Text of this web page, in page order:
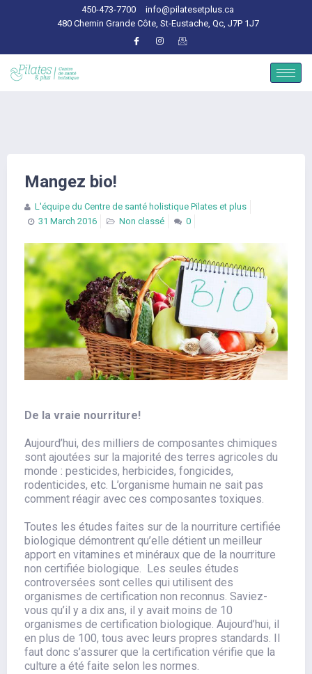
450-473-7700
info@pilatesetplus.ca
480 Chemin Grande Côte, St-Eustache, Qc, J7P 1J7
Mangez bio!
L'équipe du Centre de santé holistique Pilates et plus
31 March 2016
Non classé 0
De la vraie nourriture!
Aujourd’hui, des milliers de composantes chimiques
sont ajoutées sur la majorité des terres agricoles du
monde : pesticides, herbicides, fongicides,
rodenticides, etc. L’organisme humain ne sait pas
comment réagir avec ces composantes toxiques.
Toutes les études faites sur de la nourriture certifiée
biologique démontrent qu’elle détient un meilleur
apport en vitamines et minéraux que de la nourriture
non certifiée biologique. Les seules études
controversées sont celles qui utilisent des
organismes de certification non reconnus. Saviez-
vous qu’il y a dix ans, il y avait moins de 10
organismes de certification biologique. Aujourd’hui, il
en plus de 100, tous avec leurs propres standards. Il
faut donc s’assurer que la certification vérifie que la
culture a été faite selon les normes.